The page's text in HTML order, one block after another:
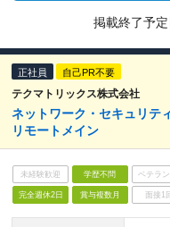
掲載終了予定
正社員 自己PR不要
テクマトリックス株式会社
ネットワーク・セキュリテ
リモートメイン
未経験歓迎 学歴不問 ベテラ
完全週休2日 賞与複数月 面接1